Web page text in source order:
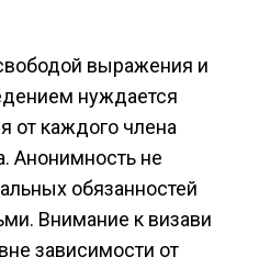
выражения и
нуждается
от каждого члена
Анонимность не
обязанностей
Внимание к визави
зависимости от